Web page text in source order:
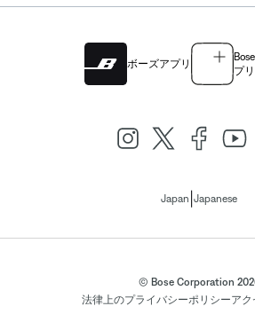
ボーズアプリ
プリ
Japan Japanese
© Bose Corporation
法律上のプライバシーポリシーアク